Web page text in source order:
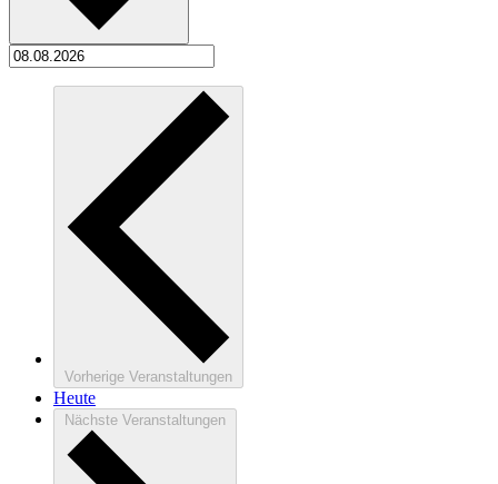
Vorherige Veranstaltungen
Heute
Nächste Veranstaltungen